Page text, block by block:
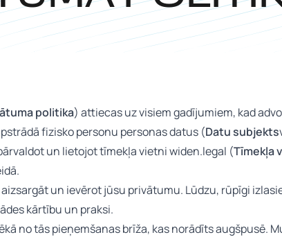
politika) attiecas uz visiem gadījumiem, kad
fizisko personu personas datus (Datu subjekts
un lietojot tīmekļa vietni widen.legal (Tīmekļa
aizsargāt un ievērot jūsu privātumu. Lūdzu, rūpīgi
kārtību un praksi.
no tās pieņemšanas brīža, kas norādīts augšpusē.